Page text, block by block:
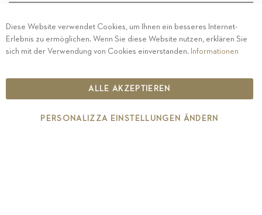
PRIVACY-IMPRESSUM- COOKIE POLICY-
ETHISCHER KODEX
IT00126670215
Diese Website verwendet Cookies, um Ihnen ein besseres Internet-
Erlebnis zu ermöglichen. Wenn Sie diese Website nutzen, erklären Sie
sich mit der Verwendung von Cookies einverstanden. Informationen
ALLE AKZEPTIEREN
PERSONALIZZA EINSTELLUNGEN ÄNDERN